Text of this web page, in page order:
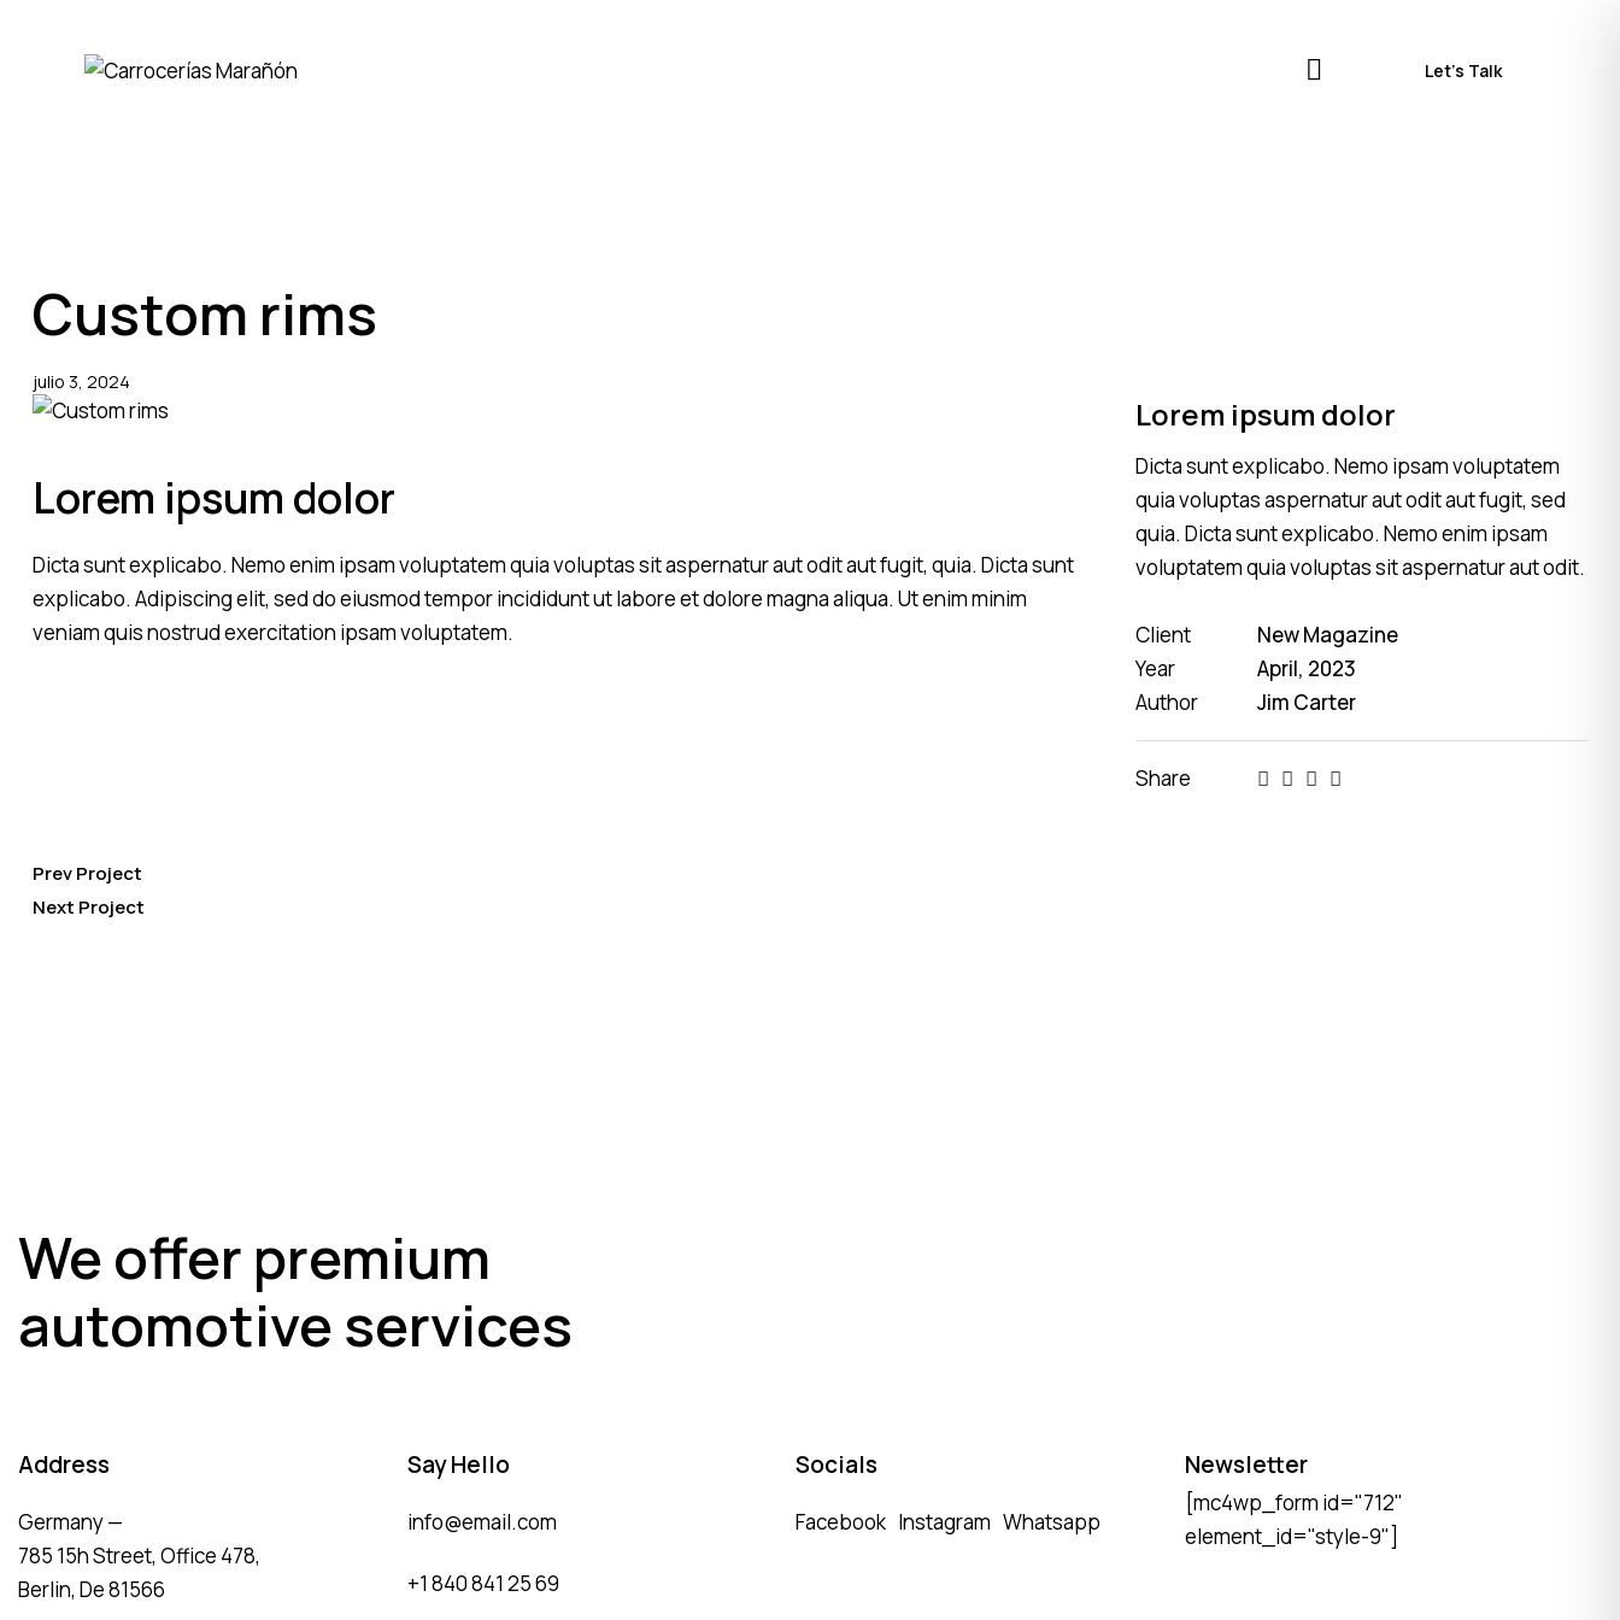
Let’s Talk
Custom rims
julio 3, 2024
Lorem ipsum dolor
Dicta sunt explicabo. Nemo enim ipsam voluptatem quia voluptas sit aspernatur aut odit aut fugit, quia. Dicta sunt
explicabo. Adipiscing elit, sed do eiusmod tempor incididunt ut labore et dolore magna aliqua. Ut enim minim
veniam quis nostrud exercitation ipsam voluptatem.
Lorem ipsum dolor
Dicta sunt explicabo. Nemo ipsam voluptatem
quia voluptas aspernatur aut odit aut fugit, sed
quia. Dicta sunt explicabo. Nemo enim ipsam
voluptatem quia voluptas sit aspernatur aut odit.
Client
New Magazine
Year
April, 2023
Author
Jim Carter
Share
Prev Project
Next Project
We offer premium
automotive services
Address
Germany —
785 15h Street, Office 478,
Berlin, De 81566
Say Hello
info@email.com
+1 840 841 25 69
Socials
Facebook Instagram Whatsapp
Newsletter
[mc4wp_form id="712"
element_id="style-9"]